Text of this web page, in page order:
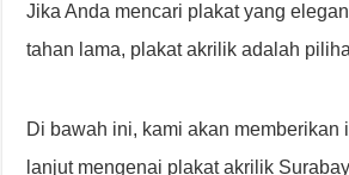
Jika Anda mencari plakat yang
tahan lama, plakat akrilik adalah
Di bawah ini, kami akan memberikan
lanjut mengenai plakat akrilik